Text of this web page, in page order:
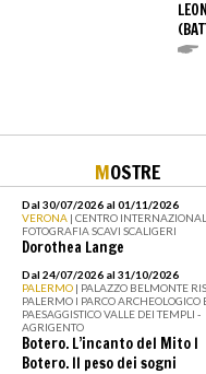
MOSTRE
Dal 30/07/2026 al 01/11/2026
VERONA | CENTRO
FOTOGRAFIA SCAVI SCALIGERI
Dorothea Lange
Dal 24/07/2026 al 31/10/2026
PALERMO | PALAZZO BELMONTE
PALERMO I PARCO ARCHEOLOGICO
PAESAGGISTICO VALLE DEI TEMPLI -
AGRIGENTO
Botero. L’incanto del Mito I
Botero. Il peso dei sogni